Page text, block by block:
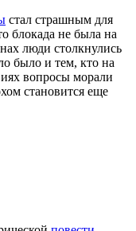
стал страшным для
блокада не была на
люди столкнулись
было и тем, кто на
вопросы морали
становится еще